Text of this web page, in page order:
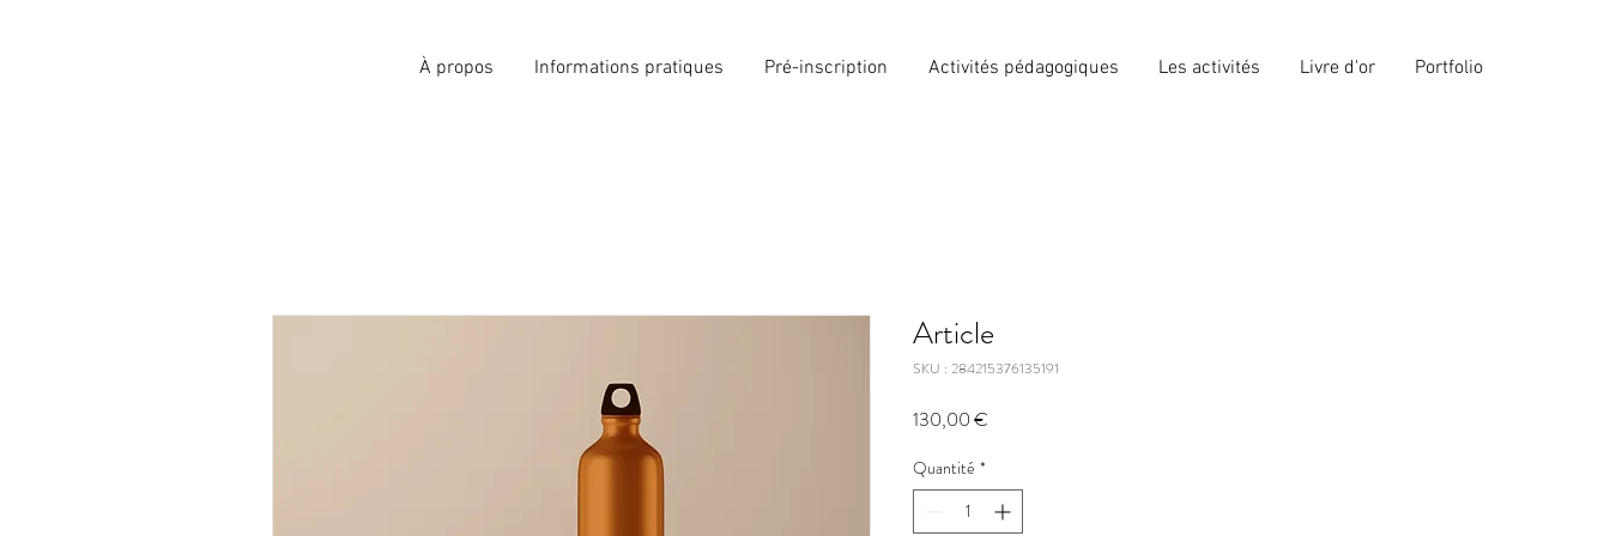
À propos Informations pratiques Pré-inscription Activités pédagogiques Les activités Livre d'or Portfolio
Article
SKU : 284215376135191
130,00 €
Quantité *